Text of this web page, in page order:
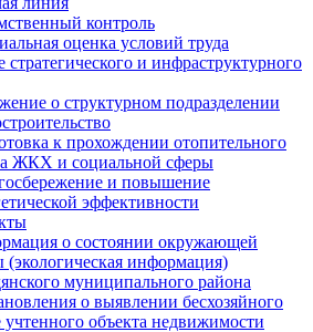
контроль
оценка условий труда
стратегического и инфраструктурного
о структурном подразделении
к прохождении отопительного
ЖКХ и социальной сферы
и повышение
эффективности
о состоянии окружающей
(экологическая информация)
муниципального района
о выявлении бесхозяйного
учтенного объекта недвижимости